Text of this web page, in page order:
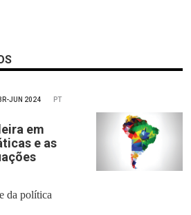
JUN 2024 PT
em
e as
da política